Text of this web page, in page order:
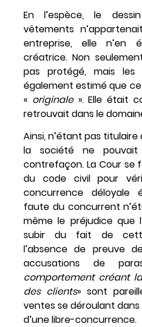
En l’espèce, le
vêtements
entreprise, elle n’en
créatrice. Non
pas protégé, mais
également estimé que
« originale». Elle était
retrouvait dans le
Ainsi, n’étant pas titulaire
la société ne
contrefaçon. La Cour se
du code civil pour
concurrence déloyale
faute du concurrent
même le préjudice que
subir du fait de
l’absence de preuve
accusations de
comportement créant
des clients» sont
ventes se déroulant
d’une libre-concurrence.